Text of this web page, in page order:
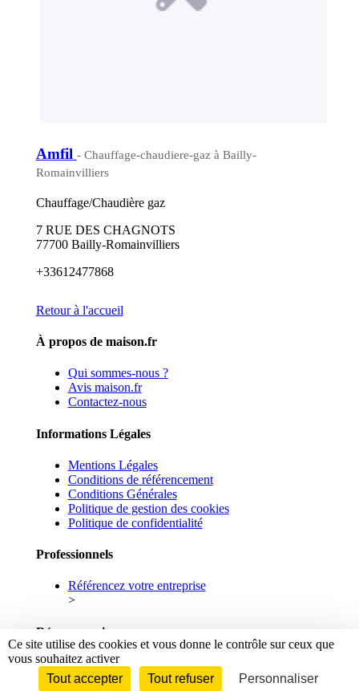
Amfil - Chauffage-chaudiere-gaz à Bailly-
Romainvilliers
Chauffage/Chaudière gaz
7 RUE DES CHAGNOTS
77700 Bailly-Romainvilliers
+33612477868
Retour à l'accueil
À propos de maison.fr
Qui sommes-nous ?
Avis maison.fr
Contactez-nous
Informations Légales
Mentions Légales
Conditions de référencement
Conditions Générales
Politique de gestion des cookies
Politique de confidentialité
Professionnels
Référencez votre entreprise
>
Réseaux sociaux
Facebook
Linkedin
Ce site utilise des cookies et vous donne le contrôle sur ceux que
vous souhaitez activer
Tout accepter
Tout refuser Personnaliser